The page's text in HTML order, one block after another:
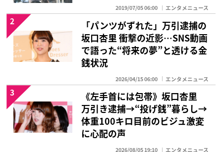
2019/07/05 06:00 エンタメニュース
「パンツがずれた」万引逮捕の
坂口杏里 衝撃の近影…SNS動画
で語った“将来の夢”と透ける金
銭状況
2026/04/15 06:00 エンタメニュース
2
《左手首には包帯》坂口杏里
万引き逮捕→“投げ銭”暮らし→
体重100キロ目前のビジュ激変
に心配の声
2026/08/05 19:10 エンタメニュース
3